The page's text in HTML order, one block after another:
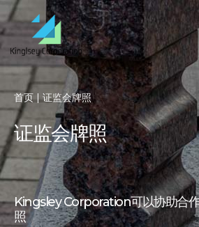
首页| 证监会牌照
证监会牌照
Kingsley Corporation可以协助合
照